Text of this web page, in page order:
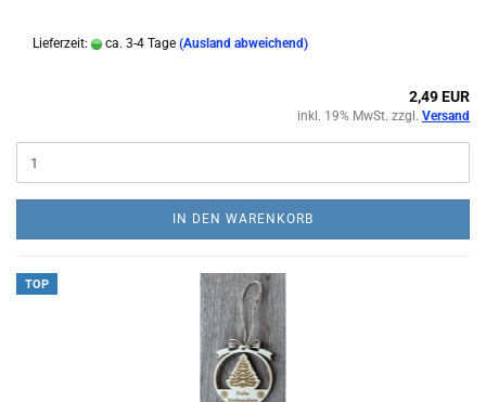
Lieferzeit: ca. 3-4 Tage (Ausland abweichend)
2,49 EUR
inkl. 19% MwSt. zzgl. Versand
IN DEN WARENKORB
TOP